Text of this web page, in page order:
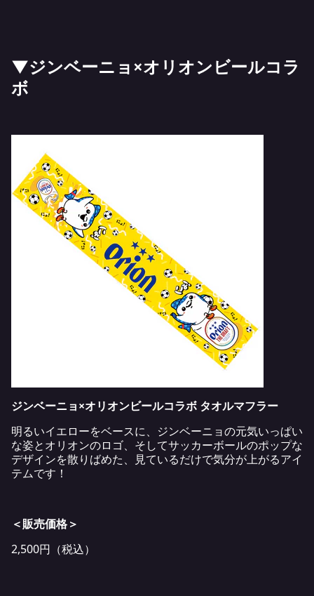
▼ジンベーニョ×オリオンビールコラ
ボ
ジンベーニョ×オリオンビールコラボ タオルマフラー
明るいイエローをベースに、ジンベーニョの元気いっぱい
な姿とオリオンのロゴ、そしてサッカーボールのポップな
デザインを散りばめた、見ているだけで気分が上がるアイ
テムです！
＜販売価格＞
2,500円（税込）